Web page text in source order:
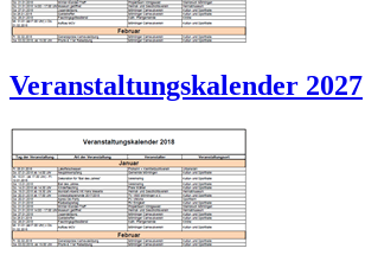
Veranstaltungskalender 2027